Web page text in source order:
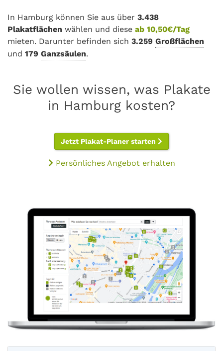
In Hamburg können Sie aus über 3.438
Plakatflächen wählen und diese ab 10,50€/Tag
mieten. Darunter befinden sich 3.259 Großflächen
und 179 Ganzsäulen.
Sie wollen wissen, was Plakate
in Hamburg kosten?
Jetzt Plakat-Planer starten
Persönliches Angebot erhalten